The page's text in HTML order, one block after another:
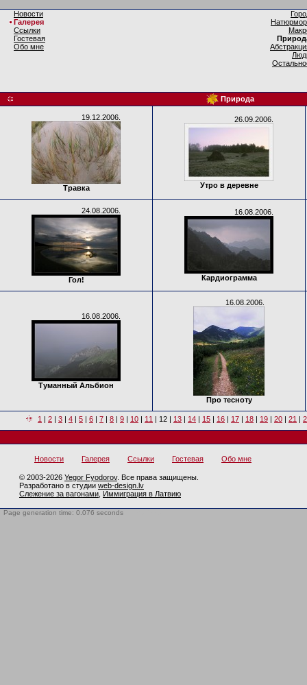
Новости
Галерея
Ссылки
Гостевая
Обо мне
Природа
19.12.2006.
Травка
26.09.2006.
Утро в деревне
24.08.2006.
Гол!
16.08.2006.
Кардиограмма
16.08.2006.
Туманный Альбион
16.08.2006.
Про тесноту
1 | 2 | 3 | 4 | 5 | 6 | 7 | 8 | 9 | 10 | 11 | 12 | 13 | 14 | 15 | 16 | 17 | 18 | 19 | 20 | 21 |
Новости Галерея Ссылки Гостевая Обо мне
© 2003-2026 Yegor Fyodorov. Все права защищены.
Разработано в студии web-design.lv
Слежение за вагонами Иммиграция в Латвию
Page generation time: 0.076 seconds